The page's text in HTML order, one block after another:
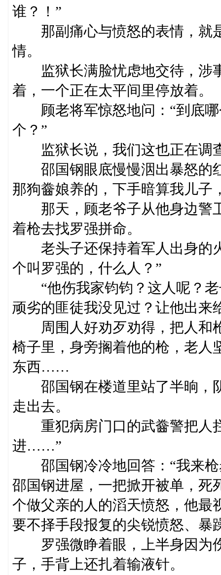
谁？！”
那副痛心与愤怒的表情，就
情。
监狱长满脸忧虑地交待，涉
着，一个正在太平间里停放着。
顾老将军惊怒地问：“到底哪
个？”
监狱长说，我们这也正在调
邵国钢眼底慢慢洇出暴怒的
那狗齤娘养的，下手暗算我儿子
那天，顾老爷子从他身边警
着枪去找罗强拼命。
老头子还保持着军人出身的
个叫罗强的，什么人？”
“他伤我家钧钧？这人呢？老
顽劣的匪徒我没见过？让他出来
周围人好劝歹劝得，把人和
椅子里，身旁搁着他的枪，老人
东西……
邵国钢在楼道里站了半晌，
走出去。
重犯病房门口的武齤警把人
进……”
邵国钢冷冷地回答：“我来枪
邵国钢进屋，一把掀开被单，死
个做父亲的人的滔天愤怒，他最
要不择手段报复的尖锐愤怒、暴
罗强微睁着眼，上半身因为
子，手背上还扎着输液针。